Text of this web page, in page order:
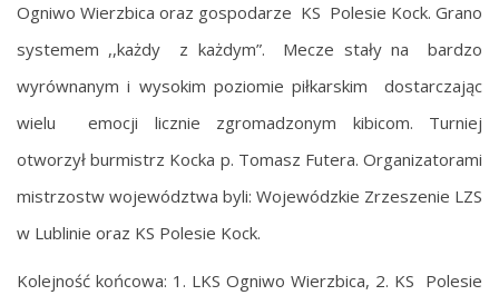
Ogniwo Wierzbica oraz gospodarze KS Polesie Kock. Grano
systemem ,,każdy z każdym”. Mecze stały na bardzo
wyrównanym i wysokim poziomie piłkarskim dostarczając
wielu emocji licznie zgromadzonym kibicom. Turniej
otworzył burmistrz Kocka p. Tomasz Futera. Organizatorami
mistrzostw województwa byli: Wojewódzkie Zrzeszenie LZS
w Lublinie oraz KS Polesie Kock.
Kolejność końcowa: 1. LKS Ogniwo Wierzbica, 2. KS Polesie